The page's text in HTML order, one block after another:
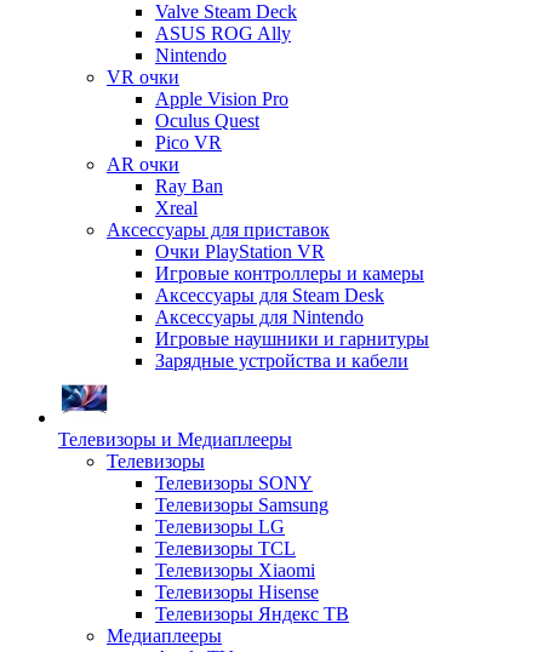
Valve Steam Deck
ASUS ROG Ally
Nintendo
VR очки
Apple Vision Pro
Oculus Quest
Pico VR
AR очки
Ray Ban
Xreal
Аксессуары для приставок
Очки PlayStation VR
Игровые контроллеры и камеры
Аксессуары для Steam Desk
Аксессуары для Nintendo
Игровые наушники и гарнитуры
Зарядные устройства и кабели
Телевизоры и Медиаплееры
Телевизоры
Телевизоры SONY
Телевизоры Samsung
Телевизоры LG
Телевизоры TCL
Телевизоры Xiaomi
Телевизоры Hisense
Телевизоры Яндекс ТВ
Медиаплееры